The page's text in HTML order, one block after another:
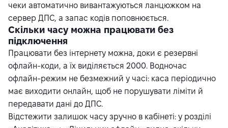
чеки автоматично вивантажуються ланцюжком на
сервер ДПС, а запас кодів поповнюється.
Скільки часу можна працювати без
підключення
Працювати без інтернету можна, доки є резервні
офлайн-коди, а їх виділяється 2000. Водночас
офлайн-режим не безмежний у часі: каса періодично
має виходити онлайн, щоб не порушувати ліміти й
передавати дані до ДПС.
Відстежити залишок часу зручно в кабінеті: у розділі